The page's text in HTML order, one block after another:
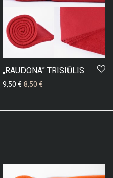
„RAUDONA” TRISIŪLIS
9,50€Original price was: 9,50 €.
8,50 €